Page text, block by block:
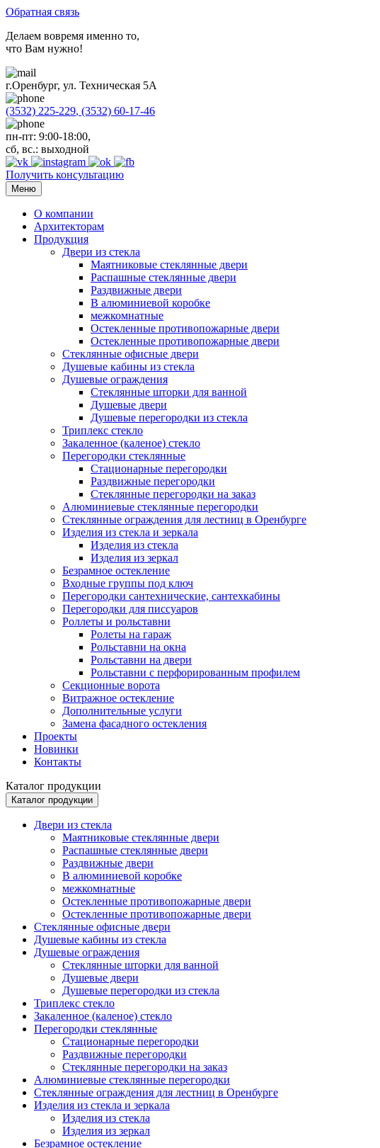
Обратная связь
Делаем вовремя именно то,
что Вам нужно!
г.Оренбург, ул. Техническая 5А
(3532) 225-229, (3532) 60-17-46
пн-пт: 9:00-18:00,
сб, вс.: выходной
Получить консультацию
Меню
О компании
Архитекторам
Продукция
Двери из стекла
Маятниковые стеклянные двери
Распашные стеклянные двери
Раздвижные двери
В алюминиевой коробке
межкомнатные
Остекленные противопожарные двери
Остекленные противопожарные двери
Стеклянные офисные двери
Душевые кабины из стекла
Душевые ограждения
Стеклянные шторки для ванной
Душевые двери
Душевые перегородки из стекла
Триплекс стекло
Закаленное (каленое) стекло
Перегородки стеклянные
Стационарные перегородки
Раздвижные перегородки
Стеклянные перегородки на заказ
Алюминиевые стеклянные перегородки
Стеклянные ограждения для лестниц в Оренбурге
Изделия из стекла и зеркала
Изделия из стекла
Изделия из зеркал
Безрамное остекление
Входные группы под ключ
Перегородки сантехнические, cантехкабины
Перегородки для писcуаров
Роллеты и рольставни
Ролеты на гараж
Рольставни на окна
Рольставни на двери
Рольставни с перфорированным профилем
Секционные ворота
Витражное остекление
Дополнительные услуги
Замена фасадного остекления
Проекты
Новинки
Контакты
Каталог продукции
Каталог продукции
Двери из стекла
Маятниковые стеклянные двери
Распашные стеклянные двери
Раздвижные двери
В алюминиевой коробке
межкомнатные
Остекленные противопожарные двери
Остекленные противопожарные двери
Стеклянные офисные двери
Душевые кабины из стекла
Душевые ограждения
Стеклянные шторки для ванной
Душевые двери
Душевые перегородки из стекла
Триплекс стекло
Закаленное (каленое) стекло
Перегородки стеклянные
Стационарные перегородки
Раздвижные перегородки
Стеклянные перегородки на заказ
Алюминиевые стеклянные перегородки
Стеклянные ограждения для лестниц в Оренбурге
Изделия из стекла и зеркала
Изделия из стекла
Изделия из зеркал
Безрамное остекление